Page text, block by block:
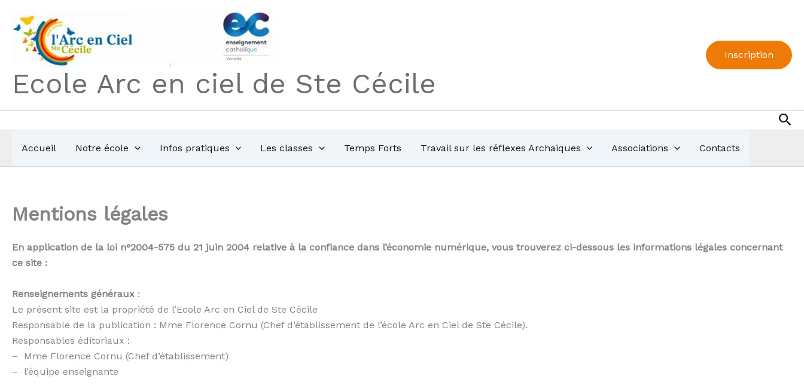
contenu
Ecole Arc en ciel de Ste Cécile
Inscription
Accueil Notre école Infos pratiques Les classes Temps Forts Travail sur les réflexes Archaïques Associations Contacts
Mentions légales
En application de la loi n°2004-575 du 21 juin 2004 relative à la confiance dans l’économie numérique, vous trouverez ci-dessous les informations légales concernant
ce site :
Renseignements généraux :
Le présent site est la propriété de l’Ecole Arc en Ciel de Ste Cécile
Responsable de la publication : Mme Florence Cornu (Chef d’établissement de l’école Arc en Ciel de Ste Cécile).
Responsables éditoriaux :
– Mme Florence Cornu (Chef d’établissement)
– l’équipe enseignante